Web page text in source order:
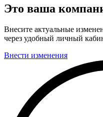
Это ваша
Внесите актуальные
через удобный личный
Внести изменения